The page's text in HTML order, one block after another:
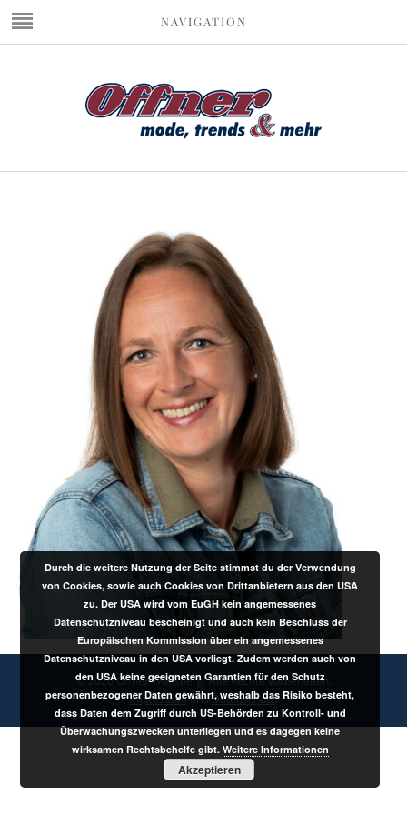
NAVIGATION
© 2026 Offner Wolfsberg. Alle Rechte vorbehalten.
ImpressumundDatenschutz.
Durch die weitere Nutzung der Seite stimmst du der Verwendung
von Cookies, sowie auch Cookies von Drittanbietern aus den USA
zu. Der USA wird vom EuGH kein angemessenes
Datenschutzniveau bescheinigt und auch kein Beschluss der
Europäischen Kommission über ein angemessenes
Datenschutzniveau in den USA vorliegt. Zudem werden auch von
den USA keine geeigneten Garantien für den Schutz
personenbezogener Daten gewährt, weshalb das Risiko besteht,
dass Daten dem Zugriff durch US-Behörden zu Kontroll- und
Überwachungszwecken unterliegen und es dagegen keine
wirksamen Rechtsbehelfe gibt. Weitere Informationen
Akzeptieren